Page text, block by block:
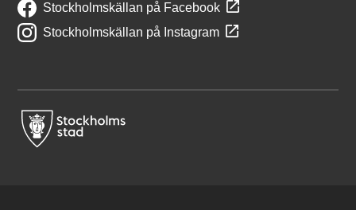
Stockholmskällan på Facebook
Stockholmskällan på Instagram